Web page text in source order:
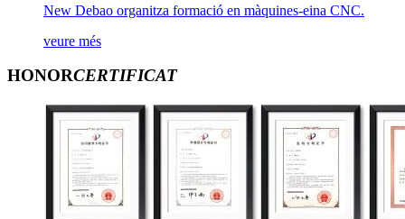
New Debao organitza formació en màquines-eina CNC.
veure més
HONORCERTIFICAT